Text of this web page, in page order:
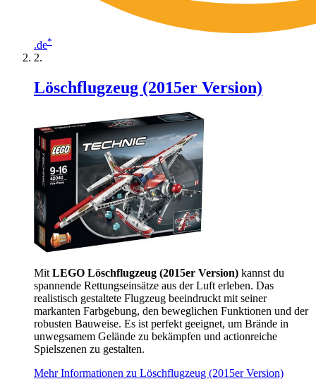
.de*
Löschflugzeug (2015er Version)
Mit LEGO Löschflugzeug (2015er Version) kannst du
spannende Rettungseinsätze aus der Luft erleben. Das
realistisch gestaltete Flugzeug beeindruckt mit seiner
markanten Farbgebung, den beweglichen Funktionen und der
robusten Bauweise. Es ist perfekt geeignet, um Brände in
unwegsamem Gelände zu bekämpfen und actionreiche
Spielszenen zu gestalten.
Mehr Informationen zu Löschflugzeug (2015er Version)